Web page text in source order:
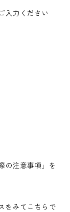
入力ください
の注意事項」を
をみてこちらで